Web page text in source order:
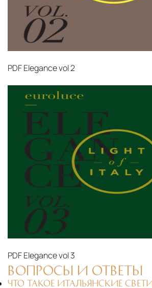
PDFElegance vol 2
PDFElegance vol 3
ВОПРОСЫ И ОТВЕТЫ
ЧТО ТАКОЕ ИТАЛЬЯНСКИЕ